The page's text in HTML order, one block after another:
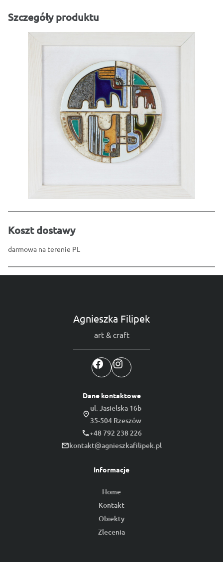
Szczegóły produktu
Koszt dostawy
darmowa na terenie PL
Agnieszka Filipek
art & craft
Facebook
Instagram
Dane kontaktowe
ul. Jasielska 16b
35-504 Rzeszów
+48 792 238 226
kontakt@agnieszkafilipek.pl
Informacje
Home
Kontakt
Obiekty
Zlecenia